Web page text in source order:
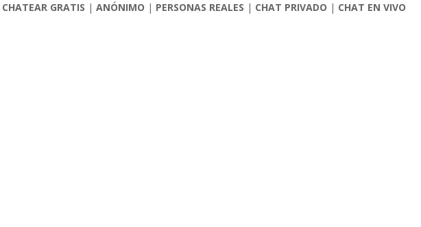
CHATEAR GRATIS | ANÓNIMO | PERSONAS REALES | CHAT PRIVADO | CHAT EN VIVO